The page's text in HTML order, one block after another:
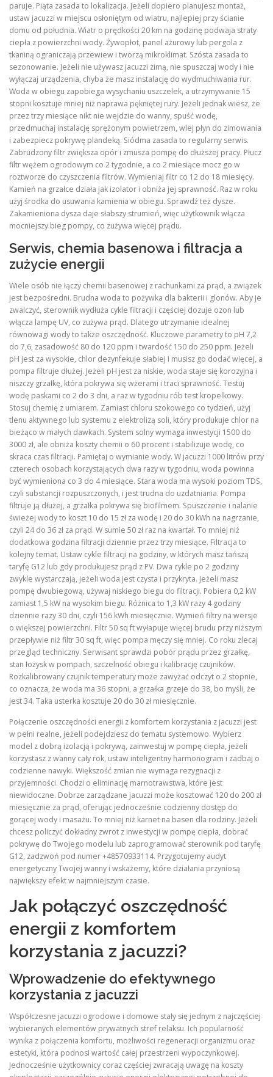
paruje. Piąta zasada to lokalizacja. Jeżeli dopiero planujesz montaż,
ustaw jacuzzi w miejscu osłoniętym od wiatru, najlepiej przy ścianie
domu od południa. Wiatr o prędkości 20 km na godzinę podwaja straty
ciepła z powierzchni wody. Żywopłot, panel ażurowy lub pergola z
tkaniną ograniczają przewiew i tworzą mikroklimat. Szósta zasada to
sezonowanie. Jeżeli nie używasz jacuzzi zimą, nie spuszczaj wody i nie
wyłączaj urządzenia, chyba że masz instalację do wydmuchiwania rur.
Woda w obiegu zapobiega wysychaniu uszczelek, a utrzymywanie 15
stopni kosztuje mniej niż naprawa pękniętej rury. Jeżeli jednak wiesz, że
przez trzy miesiące nikt nie wejdzie do wanny, spuść wodę,
przedmuchaj instalację sprężonym powietrzem, wlej płyn do zimowania
i zabezpiecz pokrywę plandeką. Siódma zasada to regularny serwis.
Zabrudzony filtr zwiększa opór i zmusza pompę do dłuższej pracy. Płucz
filtr wężem ogrodowym co 2 tygodnie, a co 2 miesiące mocz go w
roztworze do czyszczenia filtrów. Wymieniaj filtr co 12 do 18 miesięcy.
Kamień na grzałce działa jak izolator i obniża jej sprawność. Raz w roku
użyj środka do usuwania kamienia w obiegu. Sprawdź też dysze.
Zakamieniona dysza daje słabszy strumień, więc użytkownik włącza
mocniejszy bieg pompy, co zużywa więcej prądu.
Serwis, chemia basenowa i filtracja a
zużycie energii
Wiele osób nie łączy chemii basenowej z rachunkami za prąd, a związek
jest bezpośredni. Brudna woda to pożywka dla bakterii i glonów. Aby je
zwalczyć, sterownik wydłuża cykle filtracji i częściej dozuje ozon lub
włącza lampę UV, co zużywa prąd. Dlatego utrzymanie idealnej
równowagi wody to także oszczędność. Kluczowe parametry to pH 7,2
do 7,6, zasadowość 80 do 120 ppm i twardość 150 do 250 ppm. Jeżeli
pH jest za wysokie, chlor dezynfekuje słabiej i musisz go dodać więcej, a
pompa filtruje dłużej. Jeżeli pH jest za niskie, woda staje się korozyjna i
niszczy grzałkę, która pokrywa się wżerami i traci sprawność. Testuj
wodę paskami co 2 do 3 dni, a raz w tygodniu rób test kropelkowy.
Stosuj chemię z umiarem. Zamiast chloru szokowego co tydzień, użyj
tlenu aktywnego lub systemu z elektrolizą soli, który produkuje chlor na
bieżąco w małych dawkach. System solny wymaga inwestycji 1500 do
3000 zł, ale obniża koszty chemii o 60 procent i stabilizuje wodę, co
skraca czas filtracji. Pamiętaj o wymianie wody. W jacuzzi 1000 litrów przy
czterech osobach korzystających dwa razy w tygodniu, woda powinna
być wymieniona co 3 do 4 miesiące. Stara woda ma wysoki poziom TDS,
czyli substancji rozpuszczonych, i jest trudna do uzdatniania. Pompa
filtruje ją dłużej, a grzałka pokrywa się biofilmem. Spuszczenie i nalanie
świeżej wody to koszt 10 do 15 zł za wodę i 20 do 30 kWh na nagrzanie,
czyli 24 do 36 zł za prąd. W sumie 50 zł raz na kwartał. To mniej niż
dodatkowa godzina filtracji dziennie przez trzy miesiące. Filtracja to
kolejny temat. Ustaw cykle filtracji na godziny, w których masz tańszą
taryfę G12 lub gdy produkujesz prąd z PV. Dwa cykle po 2 godziny
zwykle wystarczają, jeżeli woda jest czysta i przykryta. Jeżeli masz
pompę dwubiegową, używaj niskiego biegu do filtracji. Pobiera 0,2 kW
zamiast 1,5 kW na wysokim biegu. Różnica to 1,3 kW razy 4 godziny
dziennie razy 30 dni, czyli 156 kWh miesięcznie. Wymień filtry na wersje
o większej powierzchni. Filtr 50 sq ft wyłapuje więcej brudu przy niższym
przepływie niż filtr 30 sq ft, więc pompa męczy się mniej. Co roku zlecaj
przegląd techniczny. Serwisant sprawdzi pobór prądu przez grzałkę,
stan łożysk w pompach, szczelność obiegu i kalibrację czujników.
Rozkalibrowany czujnik temperatury może zawyżać odczyt o 2 stopnie,
co oznacza, że woda ma 36 stopni, a grzałka grzeje do 38, bo myśli, że
jest 34. Taka usterka kosztuje 20 do 30 zł miesięcznie.
Połączenie oszczędności energii z komfortem korzystania z jacuzzi jest
w pełni realne, jeżeli podejdziesz do tematu systemowo. Wybierz
model z dobrą izolacją i pokrywą, zainwestuj w pompę ciepła, jeżeli
korzystasz z wanny cały rok, ustaw inteligentny harmonogram i zadbaj o
codzienne nawyki. Większość zmian nie wymaga rezygnacji z
przyjemności. Chodzi o eliminację marnotrawstwa, które jest
niewidoczne. Dobrze zarządzane jacuzzi może kosztować 120 do 200 zł
miesięcznie za prąd, oferując jednocześnie codzienny dostęp do
gorącej wody i masażu. To mniej niż karnet na basen dla rodziny. Jeżeli
chcesz policzyć dokładny zwrot z inwestycji w pompę ciepła, dobrać
pokrywę do Twojego modelu lub zaprogramować sterownik pod taryfę
G12, zadzwoń pod numer +48570933114. Przygotujemy audyt
energetyczny Twojej wanny i wskażemy, które działania przyniosą
największy efekt w najmniejszym czasie.
Jak połączyć oszczędność
energii z komfortem
korzystania z jacuzzi?
Wprowadzenie do efektywnego
korzystania z jacuzzi
Współczesne jacuzzi ogrodowe i domowe stały się jednym z najczęściej
wybieranych elementów prywatnych stref relaksu. Ich popularność
wynika z połączenia komfortu, możliwości regeneracji organizmu oraz
estetyki, która podnosi wartość całej przestrzeni wypoczynkowej.
Jednocześnie użytkownicy coraz częściej zwracają uwagę na koszty